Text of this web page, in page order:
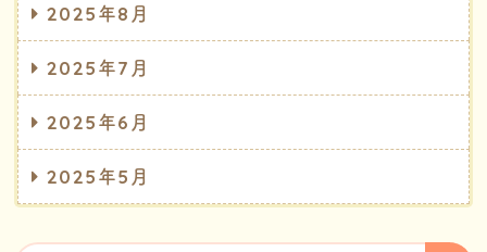
2025年8月
2025年7月
2025年6月
2025年5月